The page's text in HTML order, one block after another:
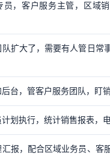
员，客户服务主管，区域
队扩大了，需要有人管日常
台，管客户服务团队，盯
划执行，统计销售报表，
汇报，配合区域业务员、客